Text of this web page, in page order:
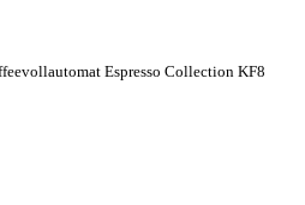
Espresso Collection KF8